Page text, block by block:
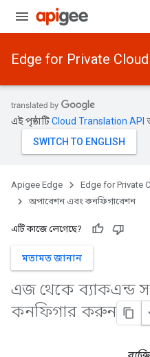
Edge for Private Cloud
এই পৃষ্ঠাটিCloud Translation API
Apigee Edge Edge for Private
অপারেশন এবং কনফিগারেশন
এটি কাজে লেগেছে?
মতামত জানান
এজ থেকে ব্যাকএন্ড
কনফিগার করুন